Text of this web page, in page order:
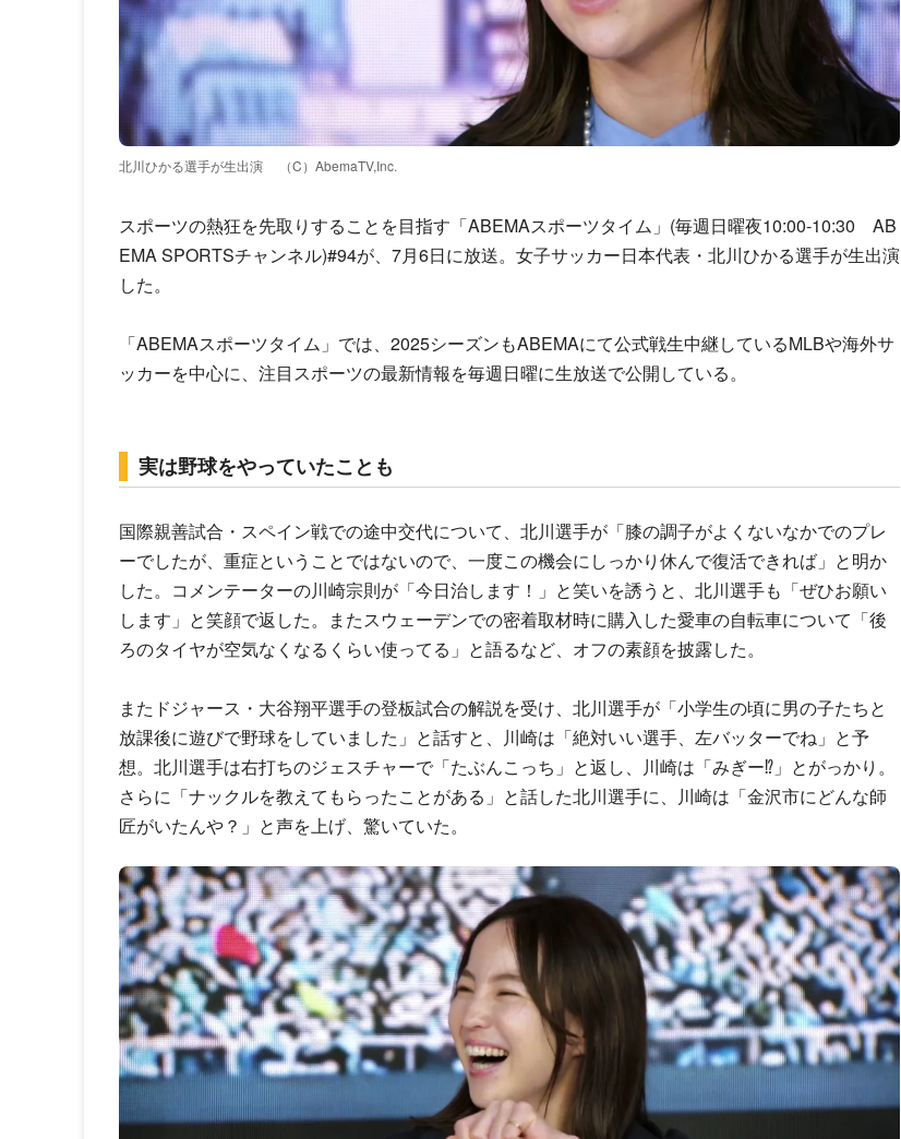
北川ひかる選手が生出演 （C）AbemaTV,Inc.
スポーツの熱狂を先取りすることを目指す「ABEMAスポーツタイム」(毎週日曜夜10:00-10:30 AB
EMA SPORTSチャンネル)#94が、7月6日に放送。女子サッカー日本代表・北川ひかる選手が生出演
した。
「ABEMAスポーツタイム」では、2025シーズンもABEMAにて公式戦生中継しているMLBや海外サ
ッカーを中心に、注目スポーツの最新情報を毎週日曜に生放送で公開している。
実は野球をやっていたことも
国際親善試合・スペイン戦での途中交代について、北川選手が「膝の調子がよくないなかでのプレ
ーでしたが、重症ということではないので、一度この機会にしっかり休んで復活できれば」と明か
した。コメンテーターの川崎宗則が「今日治します！」と笑いを誘うと、北川選手も「ぜひお願い
します」と笑顔で返した。またスウェーデンでの密着取材時に購入した愛車の自転車について「後
ろのタイヤが空気なくなるくらい使ってる」と語るなど、オフの素顔を披露した。
またドジャース・大谷翔平選手の登板試合の解説を受け、北川選手が「小学生の頃に男の子たちと
放課後に遊びで野球をしていました」と話すと、川崎は「絶対いい選手、左バッターでね」と予
想。北川選手は右打ちのジェスチャーで「たぶんこっち」と返し、川崎は「みぎー⁉」とがっかり。
さらに「ナックルを教えてもらったことがある」と話した北川選手に、川崎は「金沢市にどんな師
匠がいたんや？」と声を上げ、驚いていた。